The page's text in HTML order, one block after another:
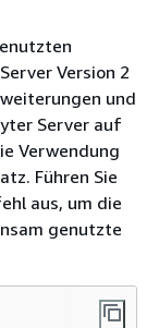
Version 2
und
Server auf
Verwendung
Führen Sie
aus, um die
genutzte